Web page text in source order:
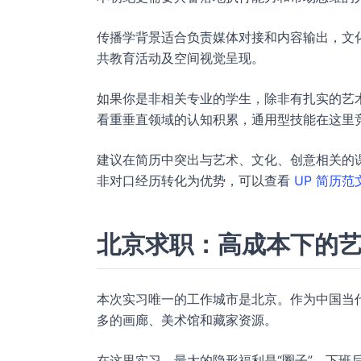
传播学背景适合负责媒体对接和内容输出，
共教育活动及空间视觉呈现。
如果你是非相关专业的学生，除非有扎实的
看重垂直领域的认知积累，通用型技能在这里
建议在简历中突出与艺术、文化、创意相关
非对口经历转化为优势，可以查看 UP 简历范
北京求职：高成本下的
本次实习唯一的工作城市是北京。作为中国
多的画廊、美术馆和藏家资源。